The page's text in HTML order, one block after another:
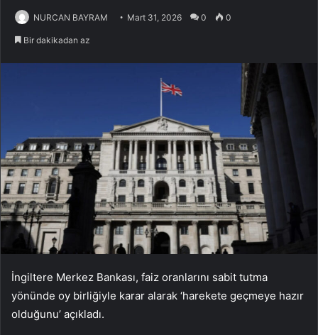
NURCAN BAYRAM Mart 31, 2026 0 0
Bir dakikadan az
İngiltere Merkez Bankası, faiz oranlarını sabit tutma
yönünde oy birliğiyle karar alarak ‘harekete geçmeye hazır
olduğunu’ açıkladı.